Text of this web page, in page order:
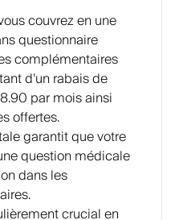
couvrez en une
questionnaire
complémentaires
d’un rabais de
par mois ainsi
offertes.
garantit que votre
question médicale
dans les
crucial en